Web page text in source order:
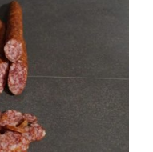
/ DETAILS